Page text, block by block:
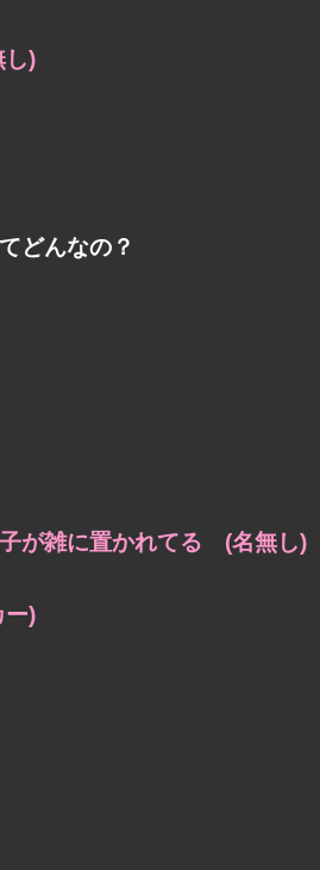
し)
どんなの？
が雑に置かれてる (名無し)
ー)